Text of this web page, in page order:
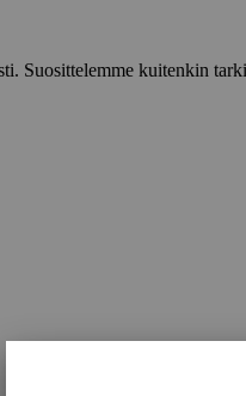
Suosittelemme kuitenkin